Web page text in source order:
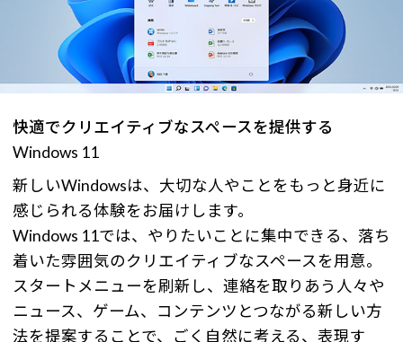
快適でクリエイティブなスペースを提供する
Windows 11
新しいWindowsは、大切な人やことをもっと身近に
感じられる体験をお届けします。
Windows 11では、やりたいことに集中できる、落ち
着いた雰囲気のクリエイティブなスペースを用意。
スタートメニューを刷新し、連絡を取りあう人々や
ニュース、ゲーム、コンテンツとつながる新しい方
法を提案することで、ごく自然に考える、表現す